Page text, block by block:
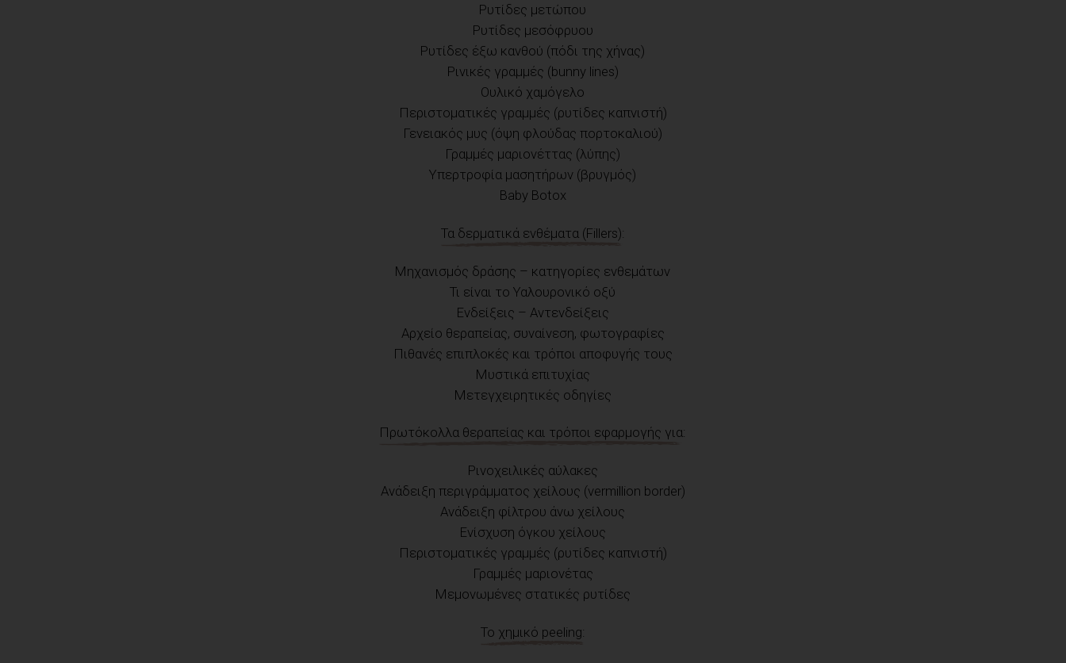
Ρυτίδες μετώπου
Ρυτίδες μεσόφρυου
Ρυτίδες έξω κανθού (πόδι της χήνας)
Ρινικές γραμμές (bunny lines)
Ουλικό χαμόγελο
Περιστοματικές γραμμές (ρυτίδες καπνιστή)
Γενειακός μυς (όψη φλούδας πορτοκαλιού)
Γραμμές μαριονέττας (λύπης)
Υπερτροφία μασητήρων (βρυγμός)
Baby Botox
Τα δερματικά ενθέματα (Fillers):
Μηχανισμός δράσης – κατηγορίες ενθεμάτων
Τι είναι το Υαλουρονικό οξύ
Ενδείξεις – Αντενδείξεις
Αρχείο θεραπείας, συναίνεση, φωτογραφίες
Πιθανές επιπλοκές και τρόποι αποφυγής τους
Μυστικά επιτυχίας
Μετεγχειρητικές οδηγίες
Πρωτόκολλα θεραπείας και τρόποι εφαρμογής για:
Ρινοχειλικές αύλακες
Ανάδειξη περιγράμματος χείλους (vermillion border)
Ανάδειξη φίλτρου άνω χείλους
Ενίσχυση όγκου χείλους
Περιστοματικές γραμμές (ρυτίδες καπνιστή)
Γραμμές μαριονέτας
Μεμονωμένες στατικές ρυτίδες
Το χημικό peeling: